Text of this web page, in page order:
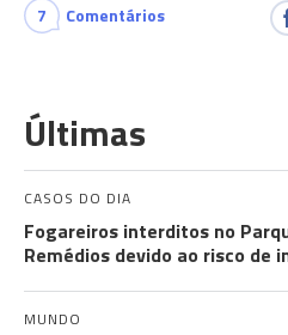
7 Comentários
Últimas
CASOS DO DIA
Fogareiros interditos no
Remédios devido ao risco de
MUNDO